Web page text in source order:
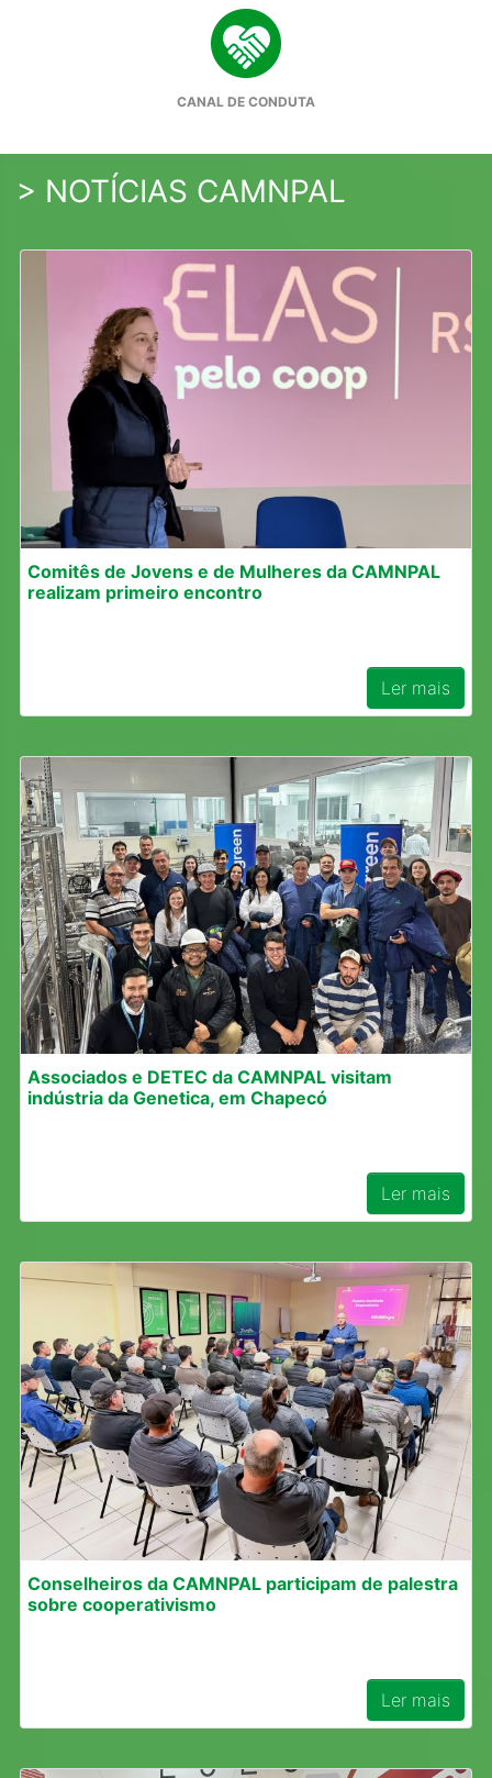
CANAL DE CONDUTA
> NOTÍCIAS CAMNPAL
Comitês de Jovens e de Mulheres da CAMNPAL
realizam primeiro encontro
Ler mais
Associados e DETEC da CAMNPAL visitam
indústria da Genetica, em Chapecó
Ler mais
Conselheiros da CAMNPAL participam de palestra
sobre cooperativismo
Ler mais